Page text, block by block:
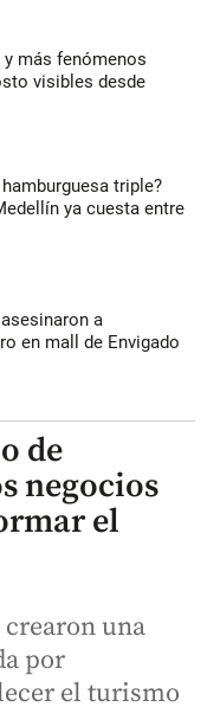
y más fenómenos
visibles desde
triple?
ya cuesta entre
a
en mall de Envigado
de
negocios
el
una
por
el turismo